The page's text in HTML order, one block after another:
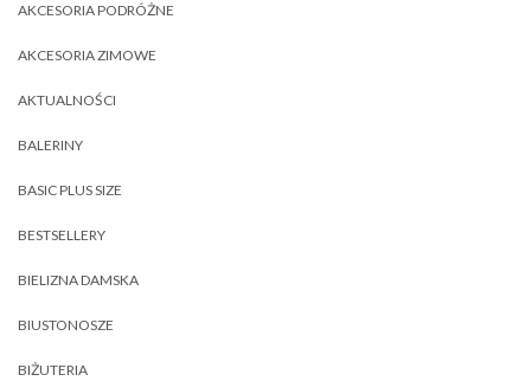
AKCESORIA PODRÓŻNE
AKCESORIA ZIMOWE
AKTUALNOŚCI
BALERINY
BASIC PLUS SIZE
BESTSELLERY
BIELIZNA DAMSKA
BIUSTONOSZE
BIŻUTERIA